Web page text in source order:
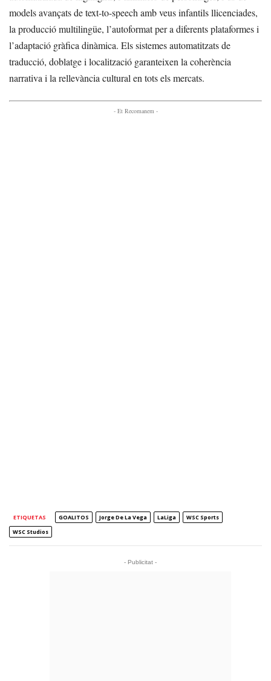
models avançats de text-to-speech amb veus infantils llicenciades,
la producció multilingüe, l’autoformat per a diferents plataformes i
l’adaptació gràfica dinàmica. Els sistemes automatitzats de
traducció, doblatge i localització garanteixen la coherència
narrativa i la rellevància cultural en tots els mercats.
- Et Recomanem -
ETIQUETAS GOALITOS Jorge De La Vega LaLiga
WSC Sports
WSC Studios
- Publicitat -